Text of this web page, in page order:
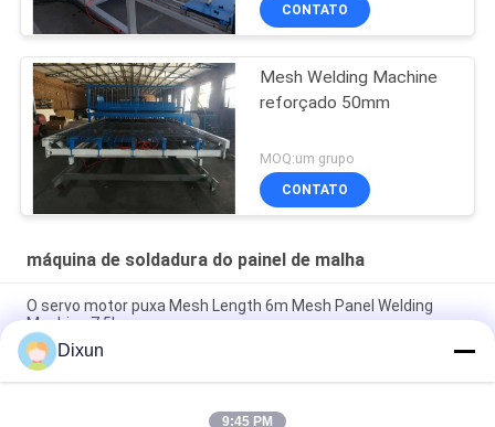
CONTATO
Mesh Welding Machine
reforçado 50mm
MOQ:um grupo
CONTATO
máquina de soldadura do painel de malha
O servo motor puxa Mesh Length 6m Mesh Panel Welding
Machine 7.5kw
cerca Panel Machine do PLC do fio da carga 100kg do funil do
fio 5.5kw transversal
Dixun
9:45 PM